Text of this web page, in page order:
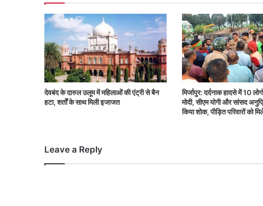
देवबंद के दारुल उलूम में महिलाओं की एंट्री से बैन
हटा, शर्तों के साथ मिली इजाजत
मिर्जापुर: दर्दनाक हादसे में 10
मोदी, सीएम योगी और सांसद
किया शोक, पीड़ित परिवारों को
Leave a Reply